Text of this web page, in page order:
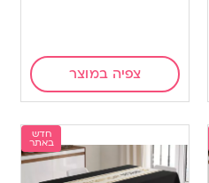
צפיה במוצר
חדש
באתר